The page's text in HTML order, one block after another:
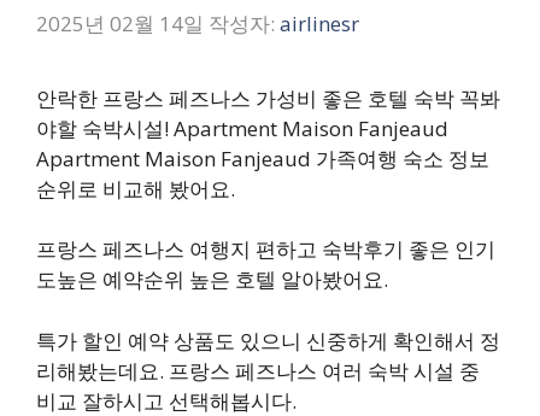
2025년 02월 14일 작성자: airlinesr
안락한 프랑스 페즈나스 가성비 좋은 호텔 숙박 꼭봐
야할 숙박시설! Apartment Maison Fanjeaud
Apartment Maison Fanjeaud 가족여행 숙소 정보
순위로 비교해 봤어요.
프랑스 페즈나스 여행지 편하고 숙박후기 좋은 인기
도높은 예약순위 높은 호텔 알아봤어요.
특가 할인 예약 상품도 있으니 신중하게 확인해서 정
리해봤는데요. 프랑스 페즈나스 여러 숙박 시설 중
비교 잘하시고 선택해봅시다.